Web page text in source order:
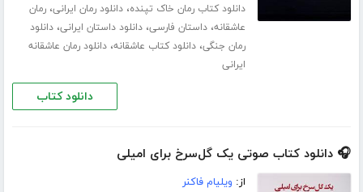
دانلود کتاب رمان خاک تپنده،دانلود رمان ایرانی،رمان
عاشقانه،داستان فارسی،دانلود داستان ایرانی،دانلود
رمان جنگی،دانلود کتاب عاشقانه،دانلود رمان عاشقانه
ایرانی
دانلود کتاب
🎧 دانلود کتاب صوتی یک گل‌سرخ برای امیلی
از: ویلیام فاکنر